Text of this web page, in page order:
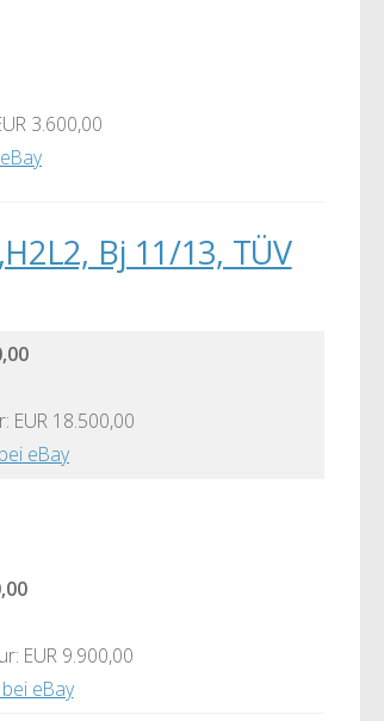
3.600,00
Bj 11/13, TÜV
EUR 18.500,00
eBay
EUR 9.900,00
eBay